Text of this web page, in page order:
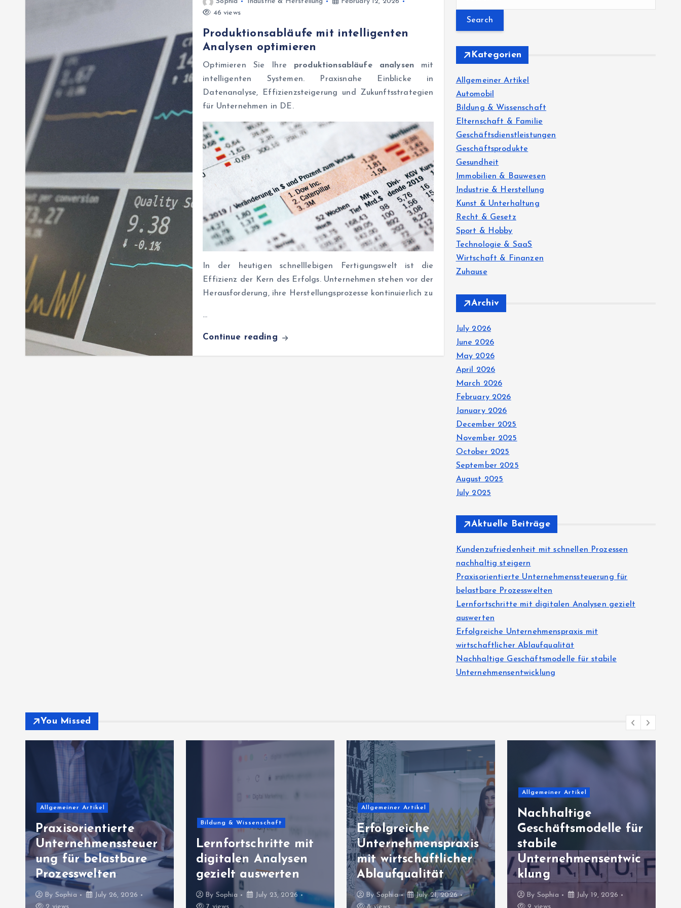
46 views
Produktionsabläufe mit intelligenten
Analysen optimieren
Optimieren Sie Ihre produktionsabläufe analysen mit
intelligenten Systemen. Praxisnahe Einblicke in
Datenanalyse, Effizienzsteigerung und Zukunftsstrategien
für Unternehmen in DE.
In der heutigen schnelllebigen Fertigungswelt ist die
Effizienz der Kern des Erfolgs. Unternehmen stehen vor der
Herausforderung, ihre Herstellungsprozesse kontinuierlich zu
…
Continue reading
r
c
o
r
:
Kategorien
Allgemeiner Artikel
Automobil
Bildung & Wissenschaft
Elternschaft & Familie
Geschäftsdienstleistungen
Geschäftsprodukte
Gesundheit
Immobilien & Bauwesen
Industrie & Herstellung
Kunst & Unterhaltung
Recht & Gesetz
Sport & Hobby
Technologie & SaaS
Wirtschaft & Finanzen
Zuhause
Archiv
July 2026
June 2026
May 2026
April 2026
March 2026
February 2026
January 2026
December 2025
November 2025
October 2025
September 2025
August 2025
July 2025
Aktuelle Beiträge
Kundenzufriedenheit mit schnellen Prozessen
nachhaltig steigern
Praxisorientierte Unternehmenssteuerung für
belastbare Prozesswelten
Lernfortschritte mit digitalen Analysen gezielt
auswerten
Erfolgreiche Unternehmenspraxis mit
wirtschaftlicher Ablaufqualität
Nachhaltige Geschäftsmodelle für stabile
Unternehmensentwicklung
You Missed
Allgemeiner Artikel
Praxisorientierte
Unternehmenssteuer
ung für belastbare
Prozesswelten
By Sophia
July 26, 2026
Bildung & Wissenschaft
Lernfortschritte mit
digitalen Analysen
gezielt auswerten
By Sophia
July 23, 2026
Allgemeiner Artikel
Erfolgreiche
Unternehmenspraxis
mit wirtschaftlicher
Ablaufqualität
BySophia
July 21, 2026
Allgemeiner Artikel
Nachhaltige
Geschäftsmodelle für
stabile
Unternehmensentwic
klung
By Sophia
July 19, 2026